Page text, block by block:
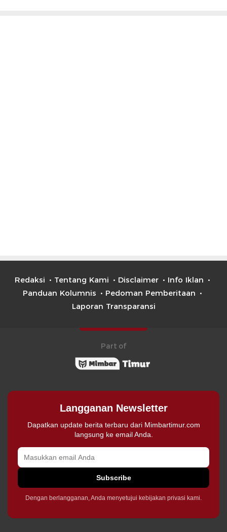
Redaksi Tentang Kami Disclaimer
Info Iklan
Panduan Kolumnis
Pedoman Pemberitaan
Laporan Transparansi
Part of
Langganan Newsletter
Dapatkan update berita terbaru dari Mimbartimur.com
langsung ke email Anda.
Subscribe
Dengan berlangganan, Anda menyetujui kebijakan privasi kami.